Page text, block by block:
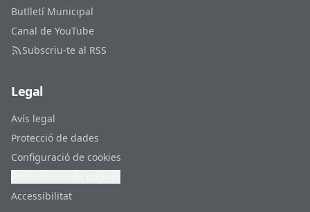
Butlletí Municipal
Canal de YouTube
Subscriu-te al RSS
Legal
Avís legal
Protecció de dades
Configuració de cookies
Accessibilitat